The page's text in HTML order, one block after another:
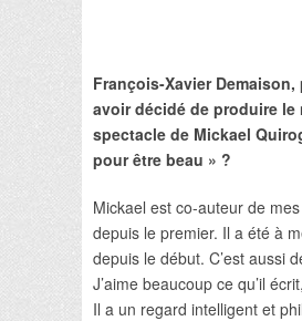
François-Xavier
avoir décidé de produire le
spectacle de Mickael
pour être beau » ?
Mickael est co-auteur de
depuis le premier. Il a été à
depuis le début. C’est aussi
J’aime beaucoup ce qu’il
Il a un regard intelligent et